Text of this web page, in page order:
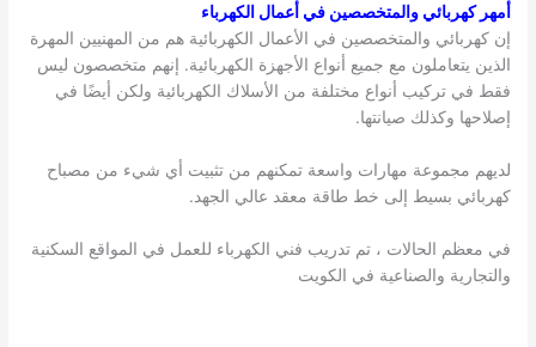
أمهر كهربائي والمتخصصين في أعمال الكهرباء
إن كهربائي والمتخصصين في الأعمال الكهربائية هم من المهنيين المهرة
الذين يتعاملون مع جميع أنواع الأجهزة الكهربائية. إنهم متخصصون ليس
فقط في تركيب أنواع مختلفة من الأسلاك الكهربائية ولكن أيضًا في
إصلاحها وكذلك صيانتها.
لديهم مجموعة مهارات واسعة تمكنهم من تثبيت أي شيء من مصباح
كهربائي بسيط إلى خط طاقة معقد عالي الجهد.
في معظم الحالات ، تم تدريب فني الكهرباء للعمل في المواقع السكنية
والتجارية والصناعية في الكويت